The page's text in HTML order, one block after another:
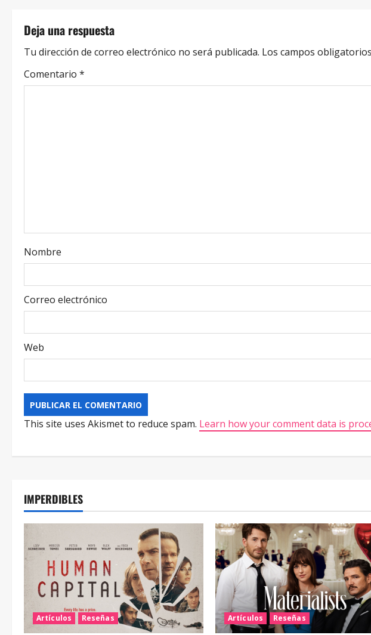
Deja una respuesta
Tu dirección de correo electrónico no será publicada. Los campos
Comentario *
Nombre
Correo electrónico
Web
This site uses Akismet to reduce spam. Learn how your comment data is
IMPERDIBLES
Artículos Reseñas Artículos Reseñas